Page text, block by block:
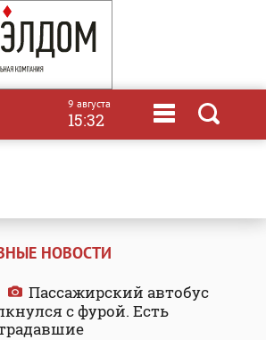
9 августа
15:32
НОВОСТИ
Пассажирский автобус
с фурой. Есть